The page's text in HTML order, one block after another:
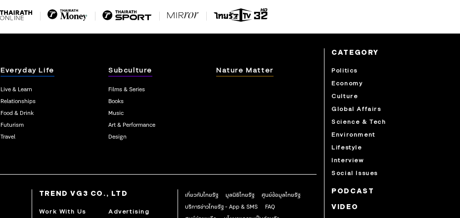
Everyday Life
Live & Learn
Relationships
Food & Drink
Futurism
Travel
Subculture
Films & Series
Books
Music
Art & Performance
Design
Nature Matter
CATEGORY
Politics
Economy
Culture
Global Affairs
Science & Tech
Environment
Lifestyle
Interview
Social Issues
PODCAST
VIDEO
TREND VG3 CO., LTD
Work With Us Advertising
เกี่ยวกับไทยรัฐ มูลนิธิไทยรัฐ
ศูนย์ข้อมูลไทยรัฐ
บริการข่าวไทยรัฐ - App & SMS
FAQ